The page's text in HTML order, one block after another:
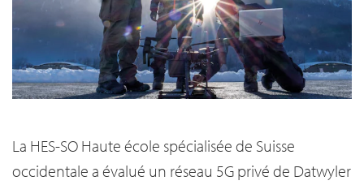
La HES-SO Haute école spécialisée de Suisse
occidentale a évalué un réseau 5G privé de Datwyler